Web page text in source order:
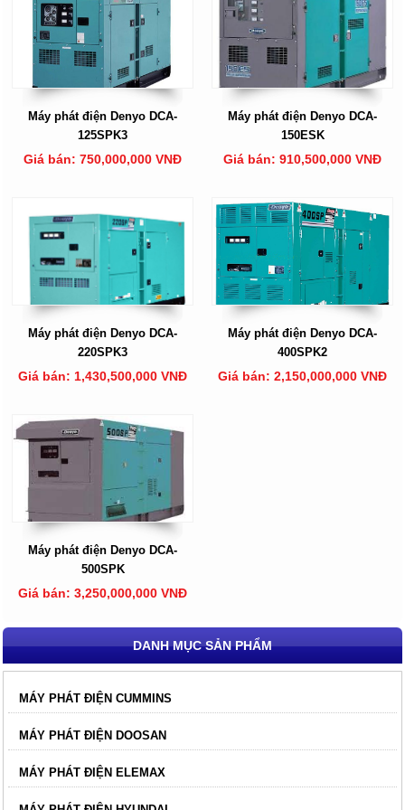
Máy phát điện Denyo DCA-
125SPK3
Giá bán: 750,000,000 VNĐ
Máy phát điện Denyo DCA-
150ESK
Giá bán: 910,500,000 VNĐ
Máy phát điện Denyo DCA-
220SPK3
Giá bán: 1,430,500,000 VNĐ
Máy phát điện Denyo DCA-
400SPK2
Giá bán: 2,150,000,000 VNĐ
Máy phát điện Denyo DCA-
500SPK
Giá bán: 3,250,000,000 VNĐ
DANH MỤC SẢN PHẨM
MÁY PHÁT ĐIỆN CUMMINS
MÁY PHÁT ĐIỆN DOOSAN
MÁY PHÁT ĐIỆN ELEMAX